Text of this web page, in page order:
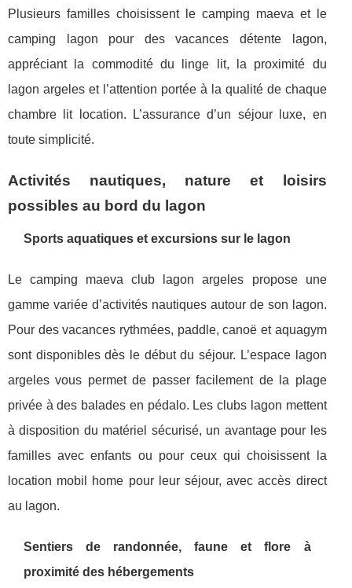
Plusieurs familles choisissent le camping maeva et le
camping lagon pour des vacances détente lagon,
appréciant la commodité du linge lit, la proximité du
lagon argeles et l’attention portée à la qualité de chaque
chambre lit location. L’assurance d’un séjour luxe, en
toute simplicité.
Activités nautiques, nature et loisirs
possibles au bord du lagon
Sports aquatiques et excursions sur le lagon
Le camping maeva club lagon argeles propose une
gamme variée d’activités nautiques autour de son lagon.
Pour des vacances rythmées, paddle, canoë et aquagym
sont disponibles dès le début du séjour. L’espace lagon
argeles vous permet de passer facilement de la plage
privée à des balades en pédalo. Les clubs lagon mettent
à disposition du matériel sécurisé, un avantage pour les
familles avec enfants ou pour ceux qui choisissent la
location mobil home pour leur séjour, avec accès direct
au lagon.
Sentiers de randonnée, faune et flore à
proximité des hébergements